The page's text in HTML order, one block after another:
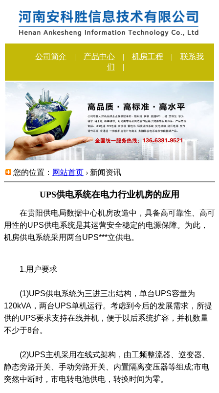
公司简介 | 产品中心 | 机房工程 |
联系我
们
|
您的位置： 网站首页 › 新闻资讯
UPS供电系统在电力行业机房的应用
在贵阳供电局数据中心机房改造中，具备高可靠性、高可
用性的UPS供电系统是其运营安全稳定的电源保障。为此，
机房供电系统采用两台UPS***立供电。
1.用户要求
(1)UPS供电系统为三进三出结构，单台UPS容量为
120kVA，两台UPS单机运行。考虑到今后的发展需求，所提
供的UPS要求支持在线并机，便于以后系统扩容，并机数量
不少于8台。
(2)UPS主机采用在线式架构，由工频整流器、逆变器、
静态旁路开关、手动旁路开关、内置隔离变压器等组成;市电
突然中断时，市电转电池供电，转换时间为零。